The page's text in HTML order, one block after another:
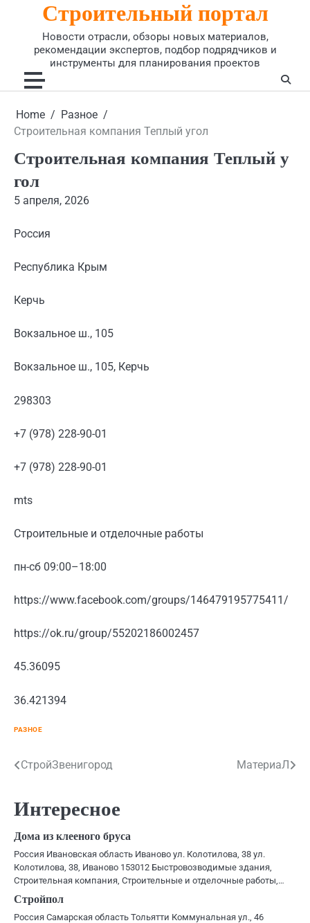
Строительный портал
Новости отрасли, обзоры новых материалов,
рекомендации экспертов, подбор подрядчиков и
инструменты для планирования проектов
Home
Разное
Строительная компания Теплый угол
Строительная компания Теплый у
гол
5 апреля, 2026
Россия
Республика Крым
Керчь
Вокзальное ш., 105
Вокзальное ш., 105, Керчь
298303
+7 (978) 228-90-01
+7 (978) 228-90-01
mts
Строительные и отделочные работы
пн-сб 09:00–18:00
https://www.facebook.com/groups/146479195775411/
https://ok.ru/group/55202186002457
45.36095
36.421394
РАЗНОЕ
Навигация
записям
СтройЗвенигород МатериаЛ
Интересное
Дома из клееного бруса
Россия Ивановская область Иваново ул. Колотилова, 38 ул.
Колотилова, 38, Иваново 153012 Быстровозводимые здания,
Строительная компания, Строительные и отделочные работы,…
Стройпол
Россия Самарская область Тольятти Коммунальная ул., 46